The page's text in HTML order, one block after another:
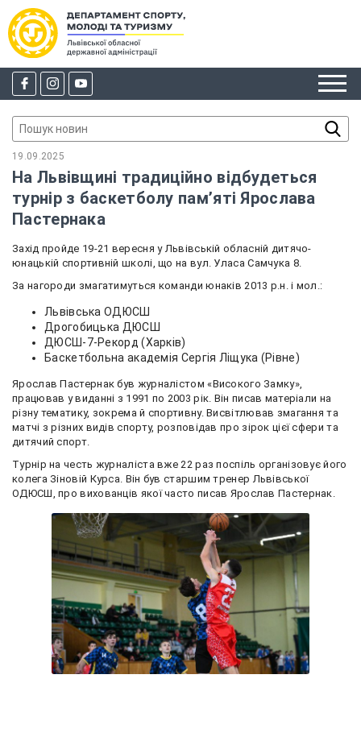
19.09.2025
На Львівщині традиційно відбудеться
турнір з баскетболу памʼяті Ярослава
Пастернака
Захід пройде 19-21 вересня у Львівській обласній дитячо-
юнацькій спортивній школі, що на вул. Уласа Самчука 8.
За нагороди змагатимуться команди юнаків 2013 р.н. і мол.:
Львівська ОДЮСШ
Дрогобицька ДЮСШ
ДЮСШ-7-Рекорд (Харків)
Баскетбольна академія Сергія Ліщука (Рівне)
Ярослав Пастернак був журналістом «Високого Замку»,
працював у виданні з 1991 по 2003 рік. Він писав матеріали на
різну тематику, зокрема й спортивну. Висвітлював змагання та
матчі з різних видів спорту, розповідав про зірок цієї сфери та
дитячий спорт.
Турнір на честь журналіста вже 22 раз поспіль організовує його
колега Зіновій Курса. Він був старшим тренер Львівської
ОДЮСШ, про вихованців якої часто писав Ярослав Пастернак.